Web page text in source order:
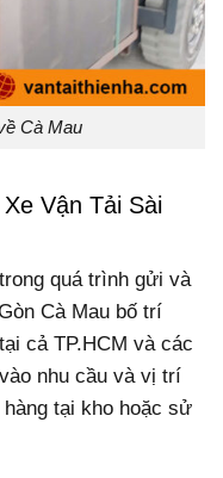
Cà Mau
Vận Tải Sài
quá trình gửi và
Cà Mau bố trí
cả TP.HCM và các
nhu cầu và vị trí
tại kho hoặc sử